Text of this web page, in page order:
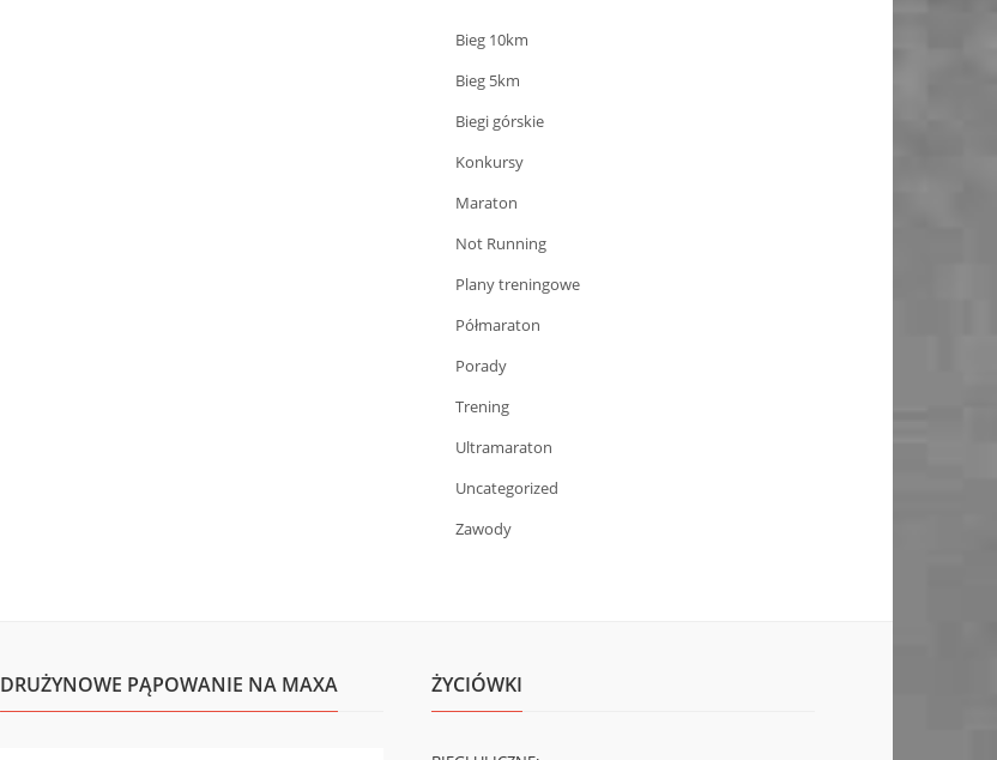
Bieg 10km
Bieg 5km
Biegi górskie
Konkursy
Maraton
Not Running
Plany treningowe
Półmaraton
Porady
Trening
Ultramaraton
Uncategorized
Zawody
DRUŻYNOWE PĄPOWANIE NA MAXA ŻYCIÓWKI